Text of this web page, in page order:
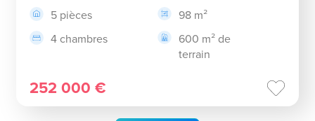
5 pièces
98 m²
4 chambres
600 m² de
terrain
252 000 €